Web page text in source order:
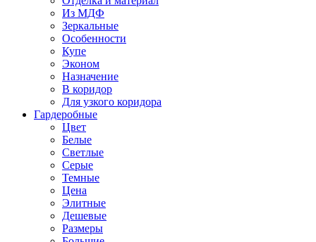
Из МДФ
Зеркальные
Особенности
Купе
Эконом
Назначение
В коридор
Для узкого коридора
Гардеробные
Цвет
Белые
Светлые
Серые
Темные
Цена
Элитные
Дешевые
Размеры